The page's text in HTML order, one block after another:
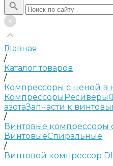
Главная
/
Каталог товаров
/
Компрессоры с ценой в
КомпрессорыРесиверы
азотаЗапчасти к
/
Винтовые компрессоры
ВинтовыеСпиральные
/
Винтовой компрессор